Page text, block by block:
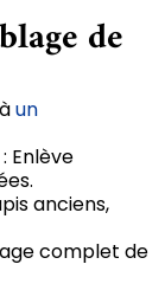
de
un
Enlève
anciens,
complet de